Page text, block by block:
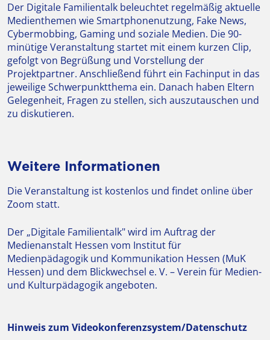
Der Digitale Familientalk beleuchtet regelmäßig aktuelle
Medienthemen wie Smartphonenutzung, Fake News,
Cybermobbing, Gaming und soziale Medien. Die 90-
minütige Veranstaltung startet mit einem kurzen Clip,
gefolgt von Begrüßung und Vorstellung der
Projektpartner. Anschließend führt ein Fachinput in das
jeweilige Schwerpunktthema ein. Danach haben Eltern
Gelegenheit, Fragen zu stellen, sich auszutauschen und
zu diskutieren.
Weitere Informationen
Die Veranstaltung ist kostenlos und findet online über
Zoom statt.
Der „Digitale Familientalk" wird im Auftrag der
Medienanstalt Hessen vom Institut für
Medienpädagogik und Kommunikation Hessen (MuK
Hessen) und dem Blickwechsel e. V. – Verein für Medien-
und Kulturpädagogik angeboten.
Hinweis zum Videokonferenzsystem/Datenschutz